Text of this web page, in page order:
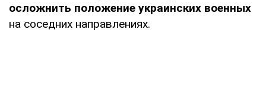
осложнить положение украинских военных
на соседних направлениях.